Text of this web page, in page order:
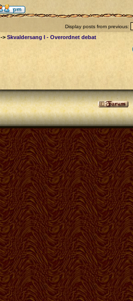
Display posts from previous:
-> Skvaldersang I - Overordnet debat